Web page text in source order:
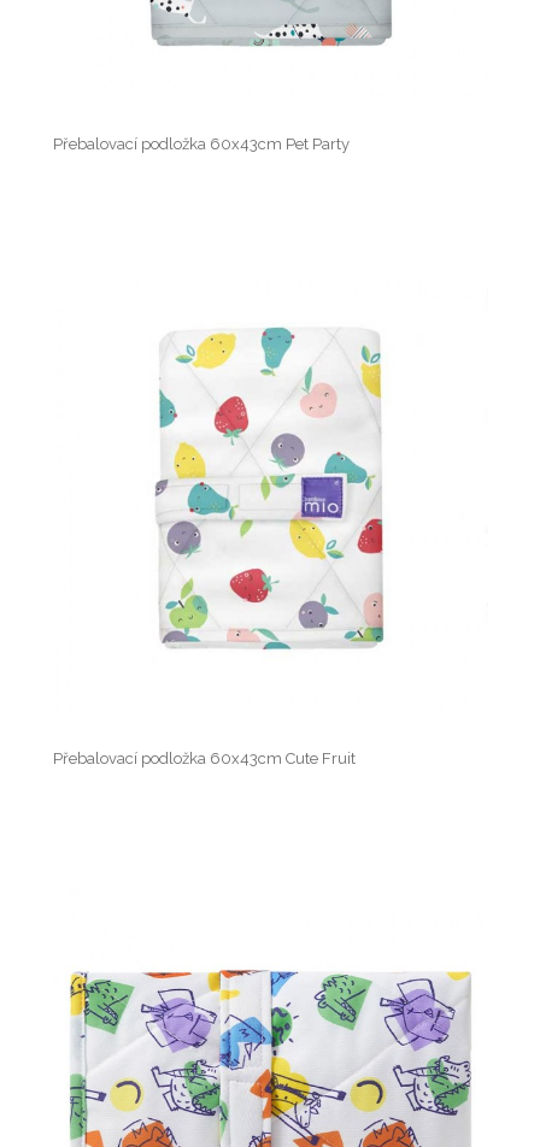
Přebalovací podložka 60x43cm Pet Party
Přebalovací podložka 60x43cm Cute Fruit